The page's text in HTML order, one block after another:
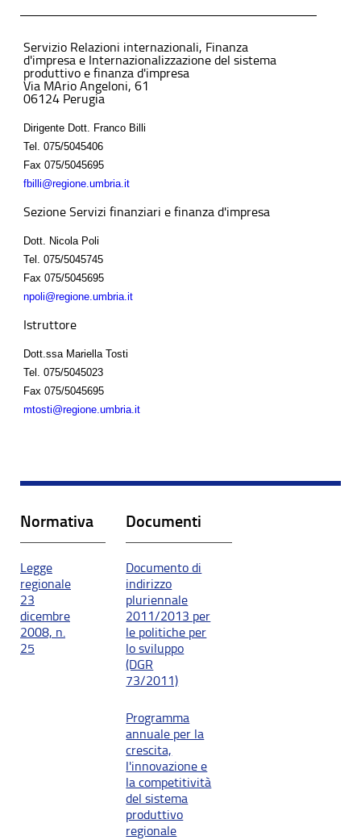
Servizio Relazioni internazionali, Finanza
d'impresa e Internazionalizzazione del sistema
produttivo e finanza d'impresa
Via MArio Angeloni, 61
06124 Perugia
Dirigente Dott. Franco Billi
Tel.
075/5045406
Fax 075/5045695
fbilli@regione.umbria.it
Sezione Servizi finanziari e finanza d'impresa
Dott. Nicola Poli
Tel.
075/5045745
Fax 075/5045695
npoli@regione.umbria.it
Istruttore
Dott.ssa Mariella Tosti
Tel.
075/5045023
Fax 075/5045695
mtosti@regione.umbria.it
Normativa
Legge
regionale
23
dicembre
2008, n.
25
Documenti
Documento di
indirizzo
pluriennale
2011/2013 per
le politiche per
lo sviluppo
(DGR
73/2011)
Programma
annuale per la
crescita,
l'innovazione e
la competitività
del sistema
produttivo
regionale